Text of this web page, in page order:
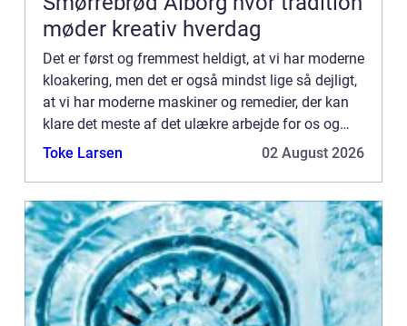
møder kreativ hverdag
Det er først og fremmest heldigt, at vi har moderne
kloakering, men det er også mindst lige så dejligt,
at vi har moderne maskiner og remedier, der kan
klare det meste af det ulækre arbejde for os og
ikke mindst dem, der arbe...
Toke Larsen 02 August 2026